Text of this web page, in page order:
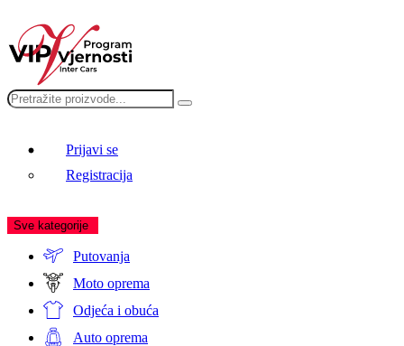
Prijavi se
Registracija
Sve kategorije
Putovanja
Moto oprema
Odjeća i obuća
Auto oprema